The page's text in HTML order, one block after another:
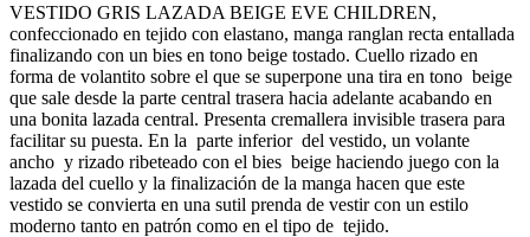
VESTIDO GRIS LAZADA BEIGE EVE CHILDREN,
confeccionado en tejido con elastano, manga ranglan recta entallada
finalizando con un bies en tono beige tostado. Cuello rizado en
forma de volantito sobre el que se superpone una tira en tono beige
que sale desde la parte central trasera hacia adelante acabando en
una bonita lazada central. Presenta cremallera invisible trasera para
facilitar su puesta. En la parte inferior del vestido, un volante
ancho y rizado ribeteado con el bies beige haciendo juego con la
lazada del cuello y la finalización de la manga hacen que este
vestido se convierta en una sutil prenda de vestir con un estilo
moderno tanto en patrón como en el tipo de tejido.